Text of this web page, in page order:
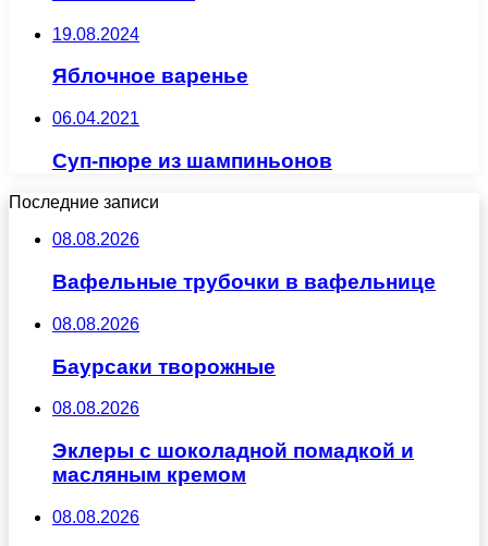
19.08.2024
Яблочное варенье
06.04.2021
Суп-пюре из шампиньонов
Последние записи
08.08.2026
Вафельные трубочки в вафельнице
08.08.2026
Баурсаки творожные
08.08.2026
Эклеры с шоколадной помадкой и
масляным кремом
08.08.2026